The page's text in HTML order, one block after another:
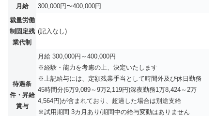
月給
300,000円〜400,000円
裁量労働
制固定残
業代制
(記入なし)
待遇条
件・昇給
賞与
月給 300,000円～400,000円
※経験・能力を考慮の上、決定いたします
※上記給与には、定額残業手当として時間外及び休日勤務
45時間分(6万9,089～9万2,119円)深夜勤務1万8,424～2万
4,564円)が含まれており、超過した場合は別途支給
※試用期間 3カ月あり/期間中の給与変動はありません